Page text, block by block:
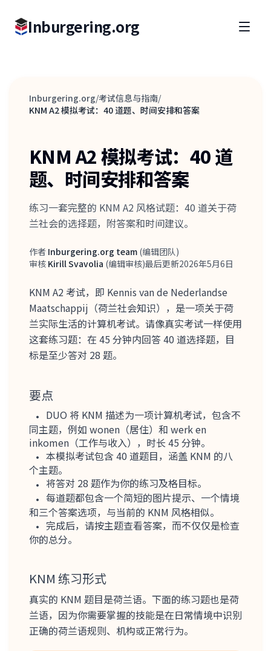
Inburgering.org
Inburgering.org/考试信息与指南/
KNM A2 模拟考试：40 道题、时间安排和答案
KNM A2 模拟考试：40 道
题、时间安排和答案
练习一套完整的 KNM A2 风格试题：40 道关于荷
兰社会的选择题，附答案和时间建议。
作者
作者 Inburgering.org team (编辑团队)
审核人
审核 Kirill Svavolia (编辑审核)最后更新2026年5月6日
KNM A2 考试，即 Kennis van de Nederlandse
Maatschappij（荷兰社会知识），是一项关于荷
兰实际生活的计算机考试。请像真实考试一样使用
这套练习题：在 45 分钟内回答 40 道选择题，目
标是至少答对 28 题。
要点
DUO 将 KNM 描述为一项计算机考试，包含不
同主题，例如 wonen（居住）和 werk en
inkomen（工作与收入），时长 45 分钟。
本模拟考试包含 40 道题目，涵盖 KNM 的八
个主题。
将答对 28 题作为你的练习及格目标。
每道题都包含一个简短的图片提示、一个情境
和三个答案选项，与当前的 KNM 风格相似。
完成后，请按主题查看答案，而不仅仅是检查
你的总分。
KNM 练习形式
真实的 KNM 题目是荷兰语。下面的练习题也是荷
兰语，因为你需要掌握的技能是在日常情境中识别
正确的荷兰语规则、机构或正常行为。